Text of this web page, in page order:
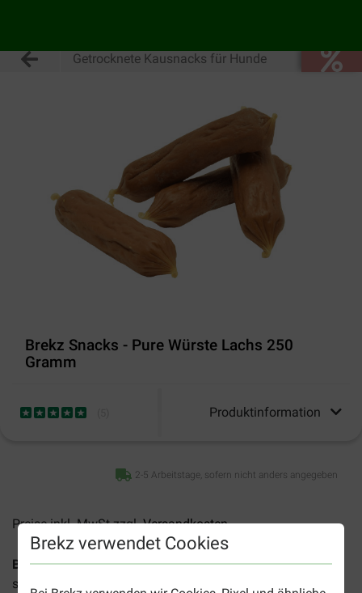
Brekz verwendet Cookies
Getrocknete Kausnacks für Hunde
Brekz Snacks - Pure Würste Lachs 250
Gramm
Produktinformation
2-5 Arbeitstage, sofern nicht anders angegeben
Preise inkl. MwSt zzgl.Versandkosten
Brekz Snacks - Getrocknete Lachswürste 250 Gramm
sind leckere, leicht verdauliche Snacks für alle Hunde.